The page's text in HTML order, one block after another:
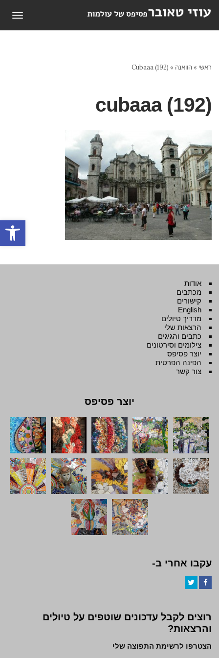
פתח
ראשי »הוואנה »
Cubaaa (192)
cubaaa (192)
אודות
מכתבים
קישורים
English
מדריך טיולים
הרצאות שלי
כתבים והגיגים
צילומים וסירטונים
יוצר פסיפס
הפינה הפרטית
צור קשר
יוצר פסיפס
עקבו אחרי ב-
רוצים לקבל עדכונים שוטפים על טיולים
והרצאות?
הצטרפו לרשימת התפוצה שלי